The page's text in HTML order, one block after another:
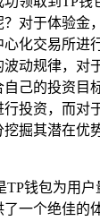
对于体验金
化交易所进
动规律，对
己的投资目
投资，而对
掘其潜在优
TP钱包为用
一个绝佳的